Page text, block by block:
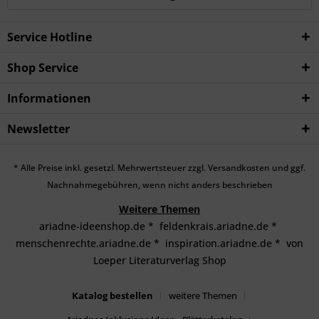
Service Hotline
Shop Service
Informationen
Newsletter
* Alle Preise inkl. gesetzl. Mehrwertsteuer zzgl. Versandkosten und ggf.
Nachnahmegebühren, wenn nicht anders beschrieben
Weitere Themen
ariadne-ideenshop.de * feldenkrais.ariadne.de *
menschenrechte.ariadne.de * inspiration.ariadne.de * von
Loeper Literaturverlag Shop
Katalog bestellen
weitere Themen